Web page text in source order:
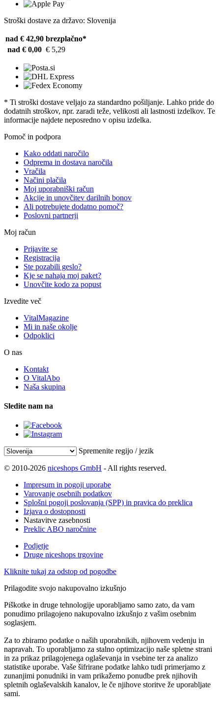
Stroški dostave za državo: Slovenija
nad € 42,90 brezplačno*
nad € 0,00 € 5,29
* Ti stroški dostave veljajo za standardno pošiljanje. Lahko pride do
dodatnih stroškov, npr. zaradi teže, velikosti ali lastnosti izdelkov. Te
informacije najdete neposredno v opisu izdelka.
Pomoč in podpora
Kako oddati naročilo
Odprema in dostava naročila
Vračila
Načini plačila
Moj uporabniški račun
Akcije in unovčitev darilnih bonov
Ali potrebujete dodatno pomoč?
Poslovni partnerji
Moj račun
Prijavite se
Registracija
Ste pozabili geslo?
Kje se nahaja moj paket?
Unovčite kodo za popust
Izvedite več
VitalMagazine
Mi in naše okolje
Odpoklici
O nas
Kontakt
O VitalAbo
Naša skupina
Sledite nam na
Spremenite regijo / jezik
© 2010-2026 niceshops GmbH - All rights reserved.
Impresum in pogoji uporabe
Varovanje osebnih podatkov
Splošni pogoji poslovanja (SPP) in pravica do preklica
Izjava o dostopnosti
Nastavitve zasebnosti
Preklic ABO naročnine
Podjetje
Druge niceshops trgovine
Kliknite tukaj za odstop od pogodbe
Prilagodite svojo nakupovalno izkušnjo
Piškotke in druge tehnologije uporabljamo samo zato, da vam
ponudimo prilagojeno nakupovalno izkušnjo z vašim osebnim
soglasjem.
Za to zbiramo podatke o naših uporabnikih, njihovem vedenju in
napravah. To uporabljamo za stalno optimizacijo naše spletne strani
in za prikaz prilagojenega oglaševanja in vsebine ter za analizo
statistike uporabe. Vaše šifrirane podatke lahko tudi primerjamo z
zunanjimi ponudniki in vam prikažemo ponudbe prek njihovih
spletnih oglaševalskih kanalov, le če njihove storitve že uporabljate
sami.